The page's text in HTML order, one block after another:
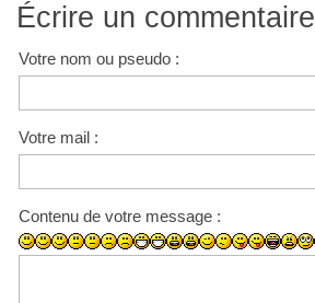
Écrire un commentaire
Votre nom ou pseudo :
Votre mail :
Contenu de votre message :